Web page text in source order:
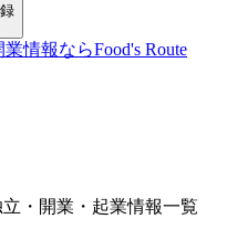
情報ならFood's Route
・開業・起業情報一覧